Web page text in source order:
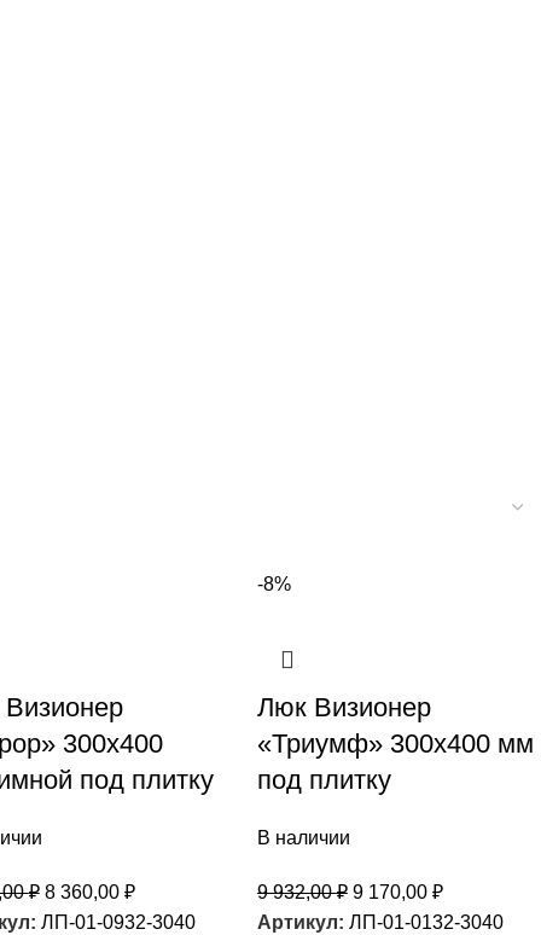
300х400
под плитку
₽ 8 360,00 ₽
ЛП-01-0932-3040
-8%
Люк Визионер
«Триумф» 300х400 мм
под плитку
В наличии
9 932,00₽ 9 170,00 ₽
Артикул: ЛП-01-0132-3040